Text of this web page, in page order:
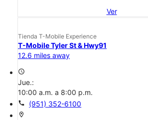
Ver
Tienda T-Mobile Experience
T-Mobile Tyler St & Hwy91
12.6 miles away
access_time
Jue.:
10:00 a.m. a 8:00 p.m.
call (951) 352-6100
location_on